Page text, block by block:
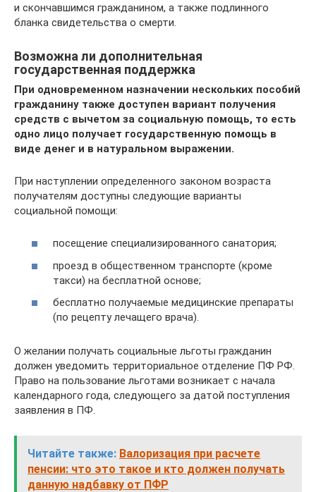
и скончавшимся гражданином, а также подлинного
бланка свидетельства о смерти.
Возможна ли дополнительная
государственная поддержка
При одновременном назначении нескольких пособий
гражданину также доступен вариант получения
средств с вычетом за социальную помощь, то есть
одно лицо получает государственную помощь в
виде денег и в натуральном выражении.
При наступлении определенного законом возраста
получателям доступны следующие варианты
социальной помощи:
посещение специализированного санатория;
проезд в общественном транспорте (кроме
такси) на бесплатной основе;
бесплатно получаемые медицинские препараты
(по рецепту лечащего врача).
О желании получать социальные льготы гражданин
должен уведомить территориальное отделение ПФ РФ.
Право на пользование льготами возникает с начала
календарного года, следующего за датой поступления
заявления в ПФ.
Читайте также: Валоризация при расчете
пенсии: что это такое и кто должен получать
данную надбавку от ПФР